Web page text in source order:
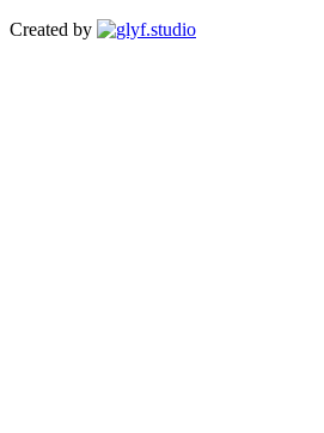
Created by